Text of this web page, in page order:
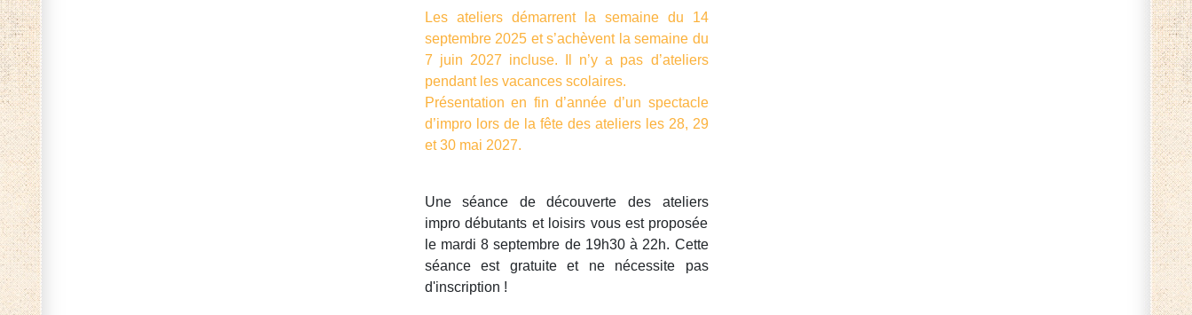
Les ateliers démarrent la semaine du 14
septembre 2025 et s’achèvent la semaine du
7 juin 2027 incluse. Il n’y a pas d’ateliers
pendant les vacances scolaires.
Présentation en fin d’année d’un spectacle
d’impro lors de la fête des ateliers les 28, 29
et 30 mai 2027.
Une séance de découverte des ateliers
impro débutants et loisirs vous est proposée
le mardi 8 septembre de 19h30 à 22h. Cette
séance est gratuite et ne nécessite pas
d'inscription !